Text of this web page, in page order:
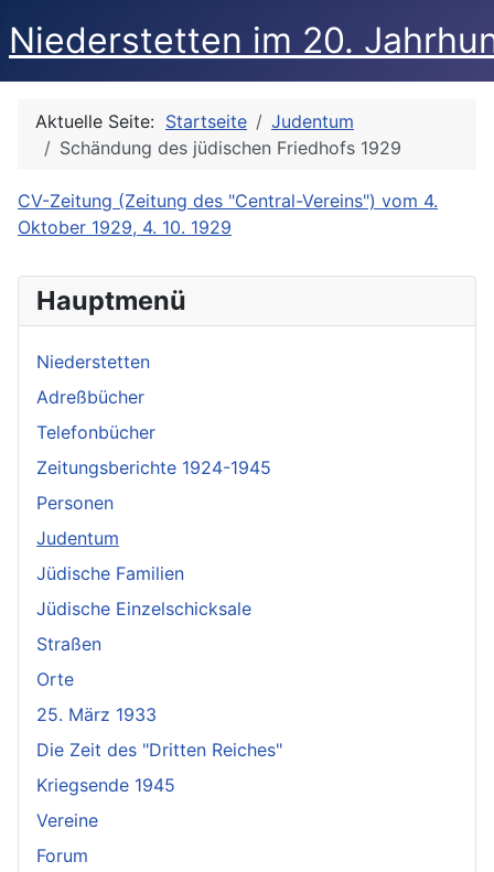
Niederstetten im 20.
Aktuelle Seite: Startseite
Judentum
Schändung des jüdischen Friedhofs 1929
CV-Zeitung (Zeitung des "Central-Vereins") vom 4.
Oktober 1929, 4. 10. 1929
Hauptmenü
Niederstetten
Adreßbücher
Telefonbücher
Zeitungsberichte 1924-1945
Personen
Judentum
Jüdische Familien
Jüdische Einzelschicksale
Straßen
Orte
25. März 1933
Die Zeit des "Dritten Reiches"
Kriegsende 1945
Vereine
Forum